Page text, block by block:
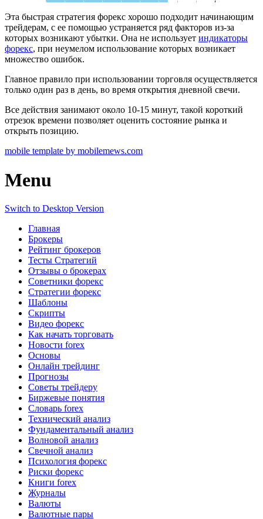
Эта быстрая стратегия форекс хорошо подходит начинающим
трейдерам, с ее помощью устраняется ряд факторов из-за
которых возникают убытки. Она не использует индикаторы
форекс, при неумелом использование которых возникает
множество ошибок.
Главное правило при использовании торговля осуществляется
только один раз в день, во время открытия дневной свечи.
Все действия занимают около 10-15 минут, такой короткий
отрезок времени позволяет оценить состояние рынка и
открыть позицию.
mobile template by mobilemews.com
Menu
Switch to Desktop Version
Главная
Брокеры
Рейтинг брокеров
Тесты Стратегий
Отзывы о брокерах
Советники форекс
Стратегии форекс
Шаблоны
Скрипты
Видео форекс
Как начать торговать
Новости forex
Основы
Онлайн трейдинг
Прогнозы
Советы трейдеру
Биржевые понятия
Словарь forex
Технический анализ
Фундаментальный анализ
Волновой анализ
Свечной анализ
Психология форекс
Риски форекс
Книги forex
Журналы
Валюты
Валютные пары